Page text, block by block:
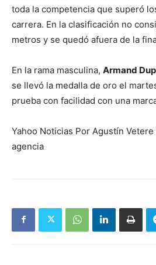
toda la competencia que superó
carrera. En la clasificación no
metros y se quedó afuera de la
En la rama masculina, Armand
se llevó la medalla de oro el
prueba con facilidad con una
Yahoo Noticias Por Agustín
agencia